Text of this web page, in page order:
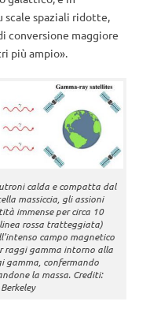
scale spaziali ridotte,
conversione maggiore
più ampio».
calda e compatta dal
massiccia, gli assioni
immense per circa 10
rossa tratteggiata)
campo magnetico
raggi gamma intorno alla
gamma, confermando
la massa. Crediti: